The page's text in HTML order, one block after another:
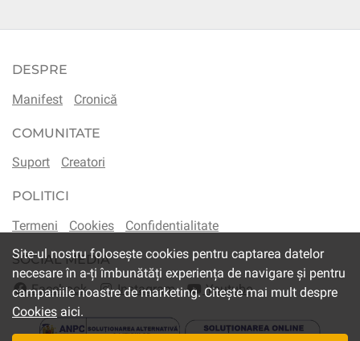
DESPRE
Manifest
Cronică
COMUNITATE
Suport
Creatori
POLITICI
Termeni
Cookies Confidentialitate
SOCIAL MEDIA
Facebook
Instagram Youtube
Site-ul nostru folosește cookies pentru captarea datelor
necesare în a-ți îmbunătăți experiența de navigare și pentru
campaniile noastre de marketing. Citește mai mult despre
Cookies aici.